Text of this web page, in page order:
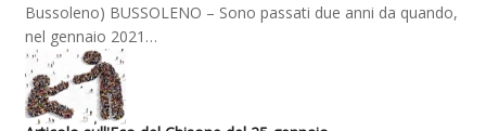
Bussoleno) BUSSOLENO – Sono passati due anni da quando,
nel gennaio 2021…